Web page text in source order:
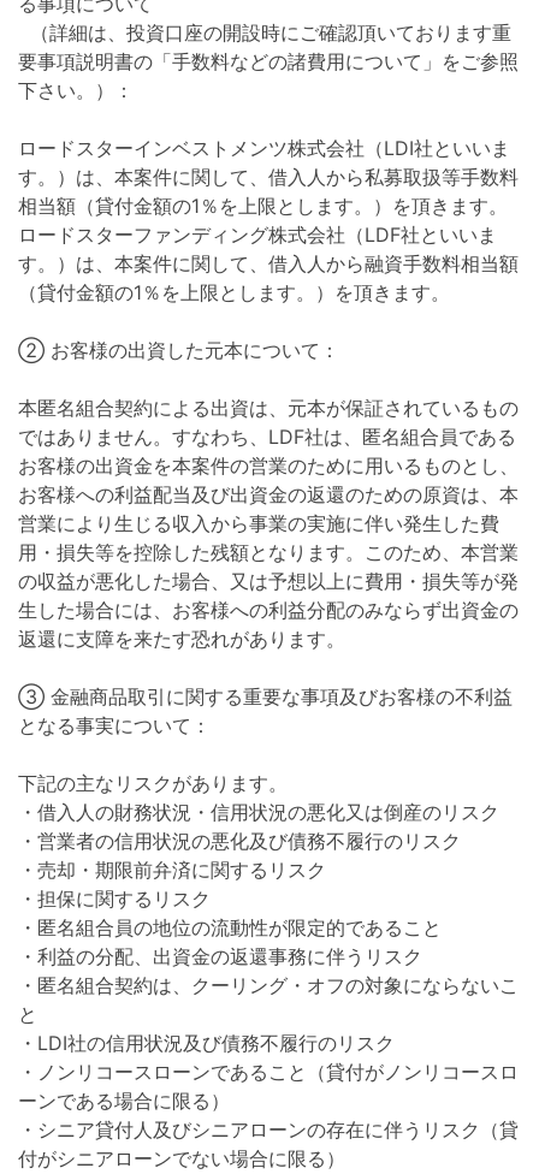
（詳細は、投資口座の開設時にご確認頂いております重
要事項説明書の「手数料などの諸費用について」をご参照
下さい。）：
ロードスターインベストメンツ株式会社（LDI社といいま
す。）は、本案件に関して、借入人から私募取扱等手数料
相当額（貸付金額の1％を上限とします。）を頂きます。
ロードスターファンディング株式会社（LDF社といいま
す。）は、本案件に関して、借入人から融資手数料相当額
（貸付金額の1％を上限とします。）を頂きます。
② お客様の出資した元本について：
本匿名組合契約による出資は、元本が保証されているもの
ではありません。すなわち、LDF社は、匿名組合員である
お客様の出資金を本案件の営業のために用いるものとし、
お客様への利益配当及び出資金の返還のための原資は、本
営業により生じる収入から事業の実施に伴い発生した費
用・損失等を控除した残額となります。このため、本営業
の収益が悪化した場合、又は予想以上に費用・損失等が発
生した場合には、お客様への利益分配のみならず出資金の
返還に支障を来たす恐れがあります。
③ 金融商品取引に関する重要な事項及びお客様の不利益
となる事実について：
下記の主なリスクがあります。
・借入人の財務状況・信用状況の悪化又は倒産のリスク
・営業者の信用状況の悪化及び債務不履行のリスク
・売却・期限前弁済に関するリスク
・担保に関するリスク
・匿名組合員の地位の流動性が限定的であること
・利益の分配、出資金の返還事務に伴うリスク
・匿名組合契約は、クーリング・オフの対象にならないこ
と
・LDI社の信用状況及び債務不履行のリスク
・ノンリコースローンであること（貸付がノンリコースロ
ーンである場合に限る）
・シニア貸付人及びシニアローンの存在に伴うリスク（貸
付がシニアローンでない場合に限る）